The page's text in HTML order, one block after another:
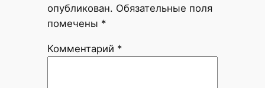
опубликован. Обязательные поля
помечены *
Комментарий *